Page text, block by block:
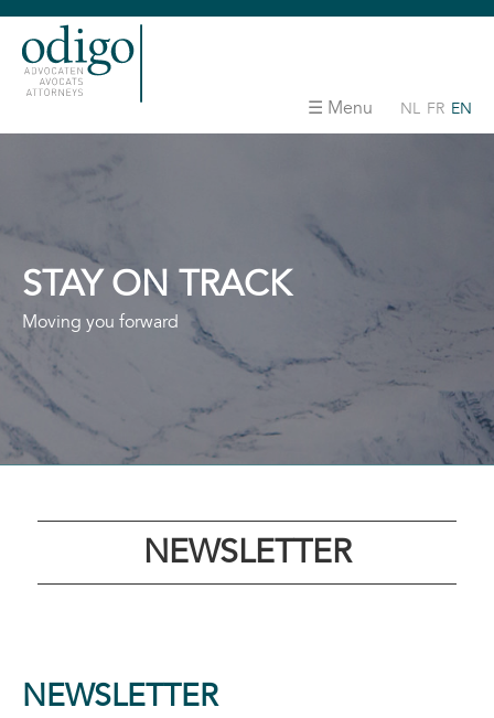
Menu NL FR EN
STAY ON TRACK
Moving you forward
NEWSLETTER
NEWSLETTER